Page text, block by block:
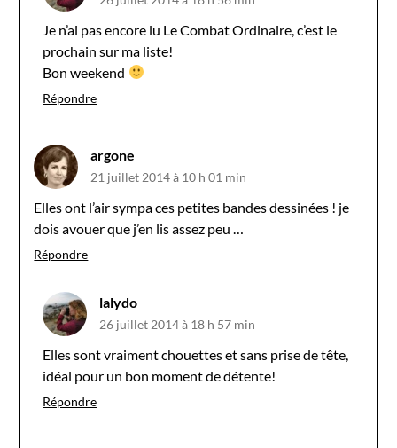
Je n’ai pas encore lu Le Combat Ordinaire, c’est le
prochain sur ma liste!
Bon weekend
Répondre
argone
21 juillet 2014 à 10 h 01 min
Elles ont l’air sympa ces petites bandes dessinées ! je
dois avouer que j’en lis assez peu …
Répondre
lalydo
26 juillet 2014 à 18 h 57 min
Elles sont vraiment chouettes et sans prise de tête,
idéal pour un bon moment de détente!
Répondre